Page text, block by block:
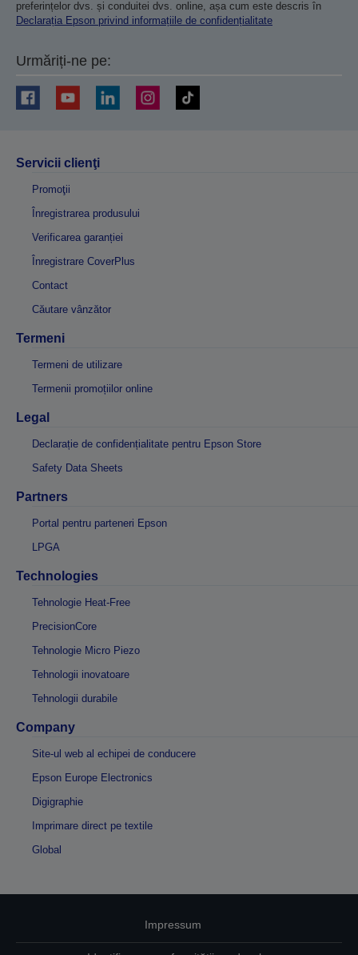
preferințelor dvs. și conduitei dvs. online, așa cum este descris în
Declarația Epson privind informațiile de confidențialitate
Urmăriți-ne pe:
Servicii clienţi
Promoţii
Înregistrarea produsului
Verificarea garanției
Înregistrare CoverPlus
Contact
Căutare vânzător
Termeni
Termeni de utilizare
Termenii promoțiilor online
Legal
Declarație de confidențialitate pentru Epson Store
Safety Data Sheets
Partners
Portal pentru parteneri Epson
LPGA
Technologies
Tehnologie Heat-Free
PrecisionCore
Tehnologie Micro Piezo
Tehnologii inovatoare
Tehnologii durabile
Company
Site-ul web al echipei de conducere
Epson Europe Electronics
Digigraphie
Imprimare direct pe textile
Global
Impressum